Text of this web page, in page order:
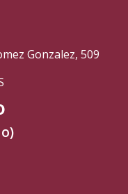
Gonzalez, 509